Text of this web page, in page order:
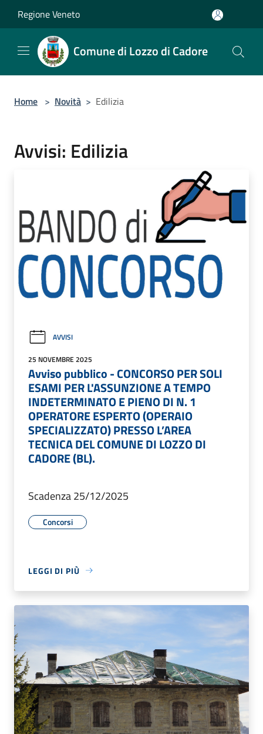
Regione Veneto
Comune di Lozzo di Cadore
Home > Novità > Edilizia
Avvisi: Edilizia
AVVISI
25 NOVEMBRE 2025
Avviso pubblico - CONCORSO PER SOLI
ESAMI PER L'ASSUNZIONE A TEMPO
INDETERMINATO E PIENO DI N. 1
OPERATORE ESPERTO (OPERAIO
SPECIALIZZATO) PRESSO L’AREA
TECNICA DEL COMUNE DI LOZZO DI
CADORE (BL).
Scadenza 25/12/2025
Concorsi
LEGGI DI PIÙ